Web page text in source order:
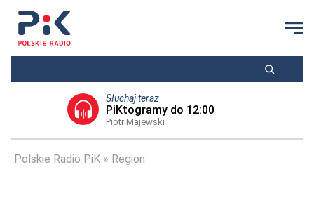
Słuchaj teraz
PiKtogramy do 12:00
Piotr Majewski
Polskie Radio PiK Region